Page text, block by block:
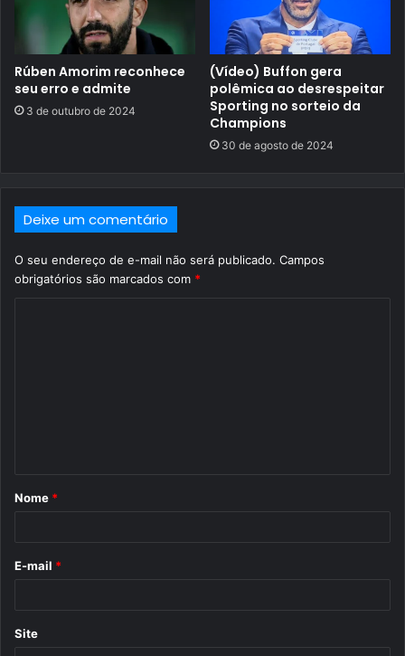
Rúben Amorim reconhece
seu erro e admite
3 de outubro de 2024
(Vídeo) Buffon gera
polêmica ao desrespeitar
Sporting no sorteio da
Champions
30 de agosto de 2024
Deixe um comentário
O seu endereço de e-mail não será publicado. Campos
obrigatórios são marcados com *
r
Nome *
E-mail *
Site